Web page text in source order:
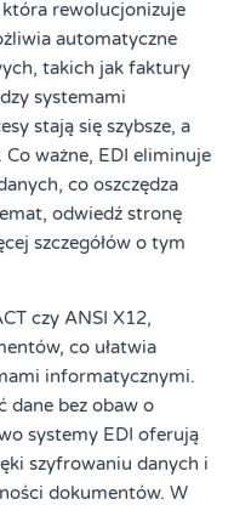
rewolucjonizuje
automatyczne
takich jak faktury
systemami
stają się szybsze, a
ważne, EDI eliminuje
co oszczędza
odwiedź stronę
szczegółów o tym
czy ANSI X12,
co ułatwia
informatycznymi.
dane bez obaw o
systemy EDI oferują
szyfrowaniu danych i
dokumentów. W